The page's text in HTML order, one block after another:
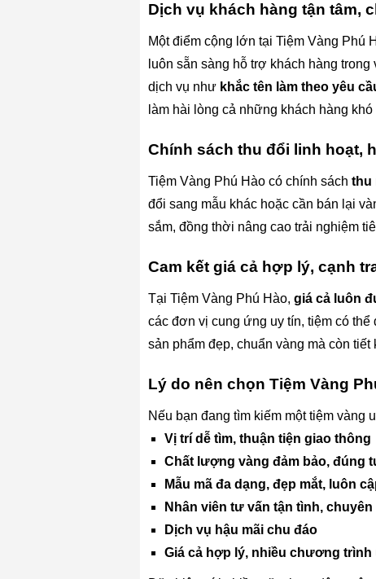
Dịch vụ khách hàng tận tâm,
Một điểm cộng lớn tại Tiệm Vàng Phú
luôn sẵn sàng hỗ trợ khách hàng
dịch vụ như khắc tên làm theo yêu
làm hài lòng cả những khách hàng khó
Chính sách thu đổi linh hoạt,
Tiệm Vàng Phú Hào có chính sách thu
đổi sang mẫu khác hoặc cần bán lại
sắm, đồng thời nâng cao trải nghiệm
Cam kết giá cả hợp lý, cạnh
Tại Tiệm Vàng Phú Hào, giá cả luôn
các đơn vị cung ứng uy tín, tiệm có
sản phẩm đẹp, chuẩn vàng mà còn
Lý do nên chọn Tiệm Vàng
Nếu bạn đang tìm kiếm một tiệm vàng
Vị trí dễ tìm, thuận tiện giao thông
Chất lượng vàng đảm bảo, đúng
Mẫu mã đa dạng, đẹp mắt, luôn
Nhân viên tư vấn tận tình,
Dịch vụ hậu mãi chu đáo
Giá cả hợp lý, nhiều chương trình